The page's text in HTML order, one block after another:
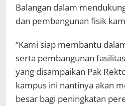
Balangan dalam
dan pembangunan fisik
“Kami siap membantu
serta pembangunan
yang disampaikan Pak
kampus ini nantinya akan
besar bagi peningkatan